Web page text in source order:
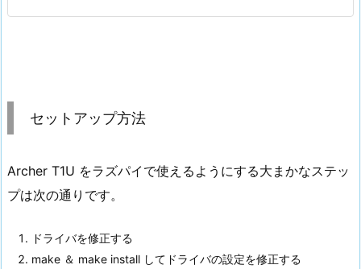
セットアップ方法
Archer T1U をラズパイで使えるようにする大まかなステッ
プは次の通りです。
ドライバを修正する
make ＆ make install してドライバの設定を修正する